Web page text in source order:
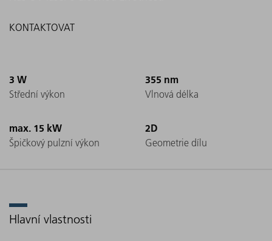
KONTAKTOVAT
3 W
Střední výkon
355 nm
Vlnová délka
max. 15 kW
Špičkový pulzní výkon
2D
Geometrie dílu
Hlavní vlastnosti